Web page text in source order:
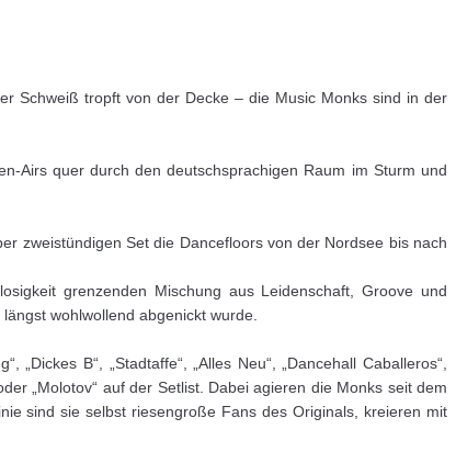
Schweiß tropft von der Decke – die Music Monks sind in der
Airs quer durch den deutschsprachigen Raum im Sturm und
zweistündigen Set die Dancefloors von der Nordsee bis nach
grenzenden Mischung aus Leidenschaft, Groove und
wohlwollend abgenickt wurde.
B“, „Stadtaffe“, „Alles Neu“, „Dancehall Caballeros“,
„Molotov“ auf der Setlist. Dabei agieren die Monks seit dem
sind sie selbst riesengroße Fans des Originals, kreieren mit